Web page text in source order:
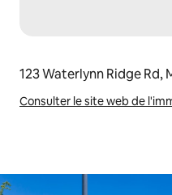
123 Waterlynn Ridge Rd,
Consulter le site web de